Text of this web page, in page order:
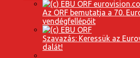
Az ORF bemutatja a 70.
vendégfellépőit
Szavazás: Keressük az
dalát!